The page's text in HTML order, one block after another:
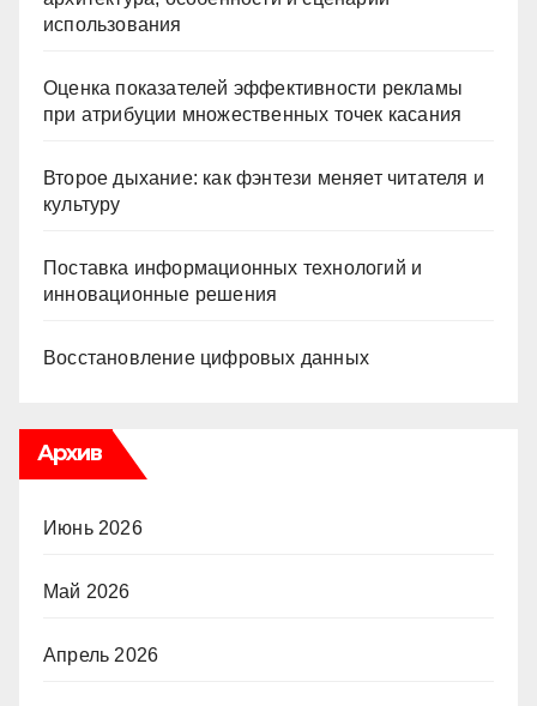
использования
Оценка показателей эффективности рекламы
при атрибуции множественных точек касания
Второе дыхание: как фэнтези меняет читателя и
культуру
Поставка информационных технологий и
инновационные решения
Восстановление цифровых данных
Архив
Июнь 2026
Май 2026
Апрель 2026